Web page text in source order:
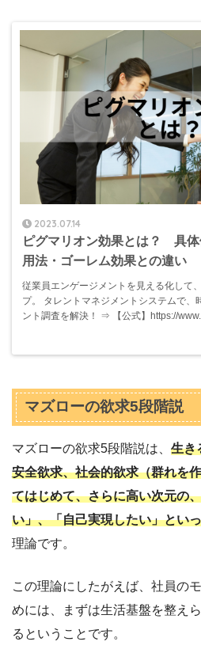
2023.07.14
ピグマリオン効果とは？ 具
用法・ゴーレム効果との違い
従業員エンゲージメントを見える化して
プ。 タレントマネジメントシステムで、
ント調査を解決！ ⇒ 【公式】https://
マズローの欲求5段階説
マズローの欲求5段階説は、 生き
安全欲求、社会的欲求（群れを
てはじめて、さらに高い次元の
い」、「自己実現したい」とい
理論です。
この理論にしたがえば、社員の
めには、まずは生活基盤を整え
るということです。